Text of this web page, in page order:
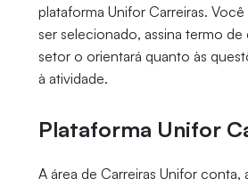
plataforma Unifor Carreiras.
ser selecionado, assina termo
setor o orientará quanto às
à atividade.
Plataforma Unifor
A área de Carreiras Unifor conta,